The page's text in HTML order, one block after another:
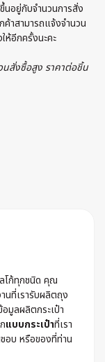
นอยู่กับจำนวนการสั่ง
าสามารถแจ้งจำนวน
ห้อีกครั้งนะคะ
นสั่งซื้อสูง ราคาต่อชิ้น
โก้ทุกชนิด คุณ
นที่เรารับผลิตถุง
มูลผลิตกระเป๋า
แบบกระเป๋าที่เรา
อบ หรือของที่ท่าน